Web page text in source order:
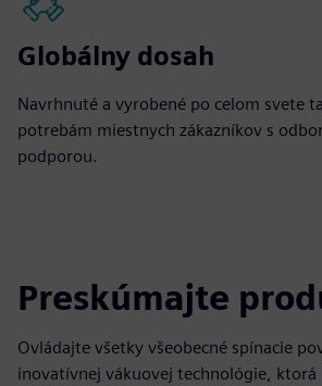
Globálny dosah
Navrhnuté a vyrobené po celom svete
potrebám miestnych zákazníkov s
podporou.
Preskúmajte
Ovládajte všetky všeobecné spínacie
inovatívnej vákuovej technológie, ktorá